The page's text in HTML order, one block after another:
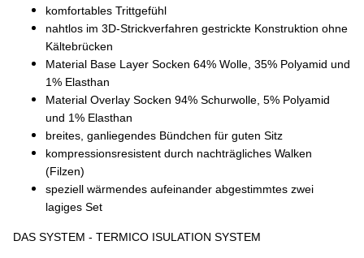
komfortables Trittgefühl
nahtlos im 3D-Strickverfahren gestrickte Konstruktion ohne
Kältebrücken
Material Base Layer Socken 64% Wolle, 35% Polyamid und
1% Elasthan
Material Overlay Socken 94% Schurwolle, 5% Polyamid
und 1% Elasthan
breites, ganliegendes Bündchen für guten Sitz
kompressionsresistent durch nachträgliches Walken
(Filzen)
speziell wärmendes aufeinander abgestimmtes zwei
lagiges Set
DAS SYSTEM - TERMICO ISULATION SYSTEM